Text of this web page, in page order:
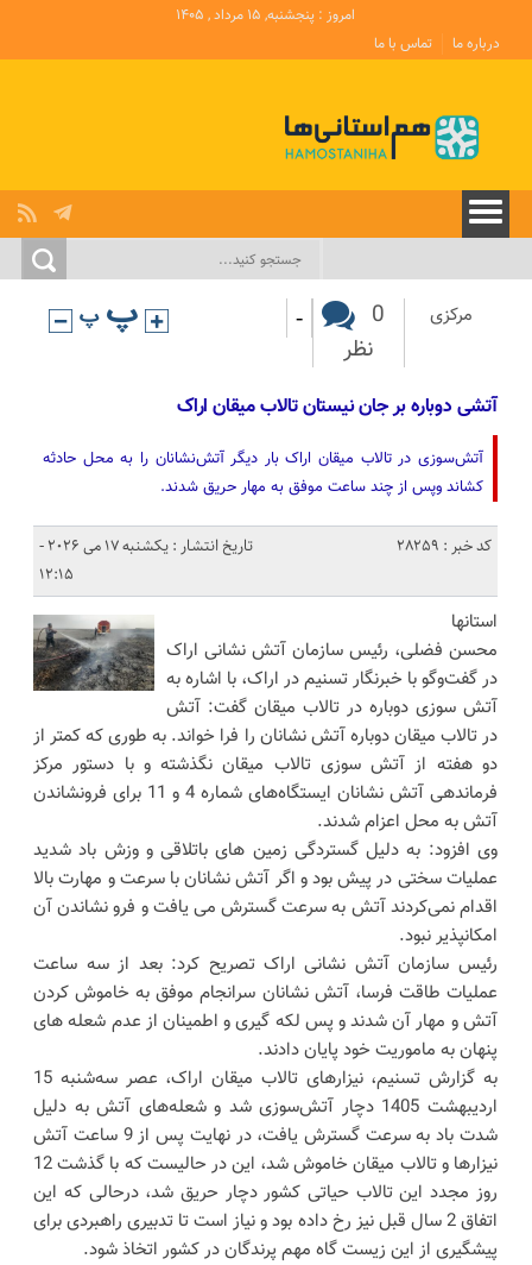
امروز : پنجشنبه, ۱۵ مرداد , ۱۴۰۵
درباره ما
تماس با ما
مرکزی
0
نظر
-
آتشی دوباره بر جان نیستان تالاب میقان اراک
آتش‌سوزی در تالاب میقان اراک بار دیگر آتش‌نشانان را به محل حادثه
کشاند وپس از چند ساعت موفق به مهار حریق شدند.
کد خبر : 28259
تاریخ انتشار : یکشنبه 17 می 2026 -
12:15
استانها
محسن فضلی، رئیس سازمان آتش نشانی اراک
در گفت‌وگو با خبرنگار تسنیم در اراک، با اشاره به
آتش سوزی دوباره در تالاب میقان گفت: آتش
در تالاب میقان دوباره آتش نشانان را فرا خواند. به طوری که کمتر از
دو هفته از آتش سوزی تالاب میقان نگذشته و با دستور مرکز
فرماندهی آتش نشانان ایستگاه‌های شماره 4 و 11 برای فرونشاندن
آتش به محل اعزام شدند.
وی افزود: به دلیل گستردگی زمین های باتلاقی و وزش باد شدید
عملیات سختی در پیش بود و اگر آتش نشانان با سرعت و مهارت بالا
اقدام نمی‌کردند آتش به سرعت گسترش می یافت و فرو نشاندن آن
امکانپذیر نبود.
رئیس سازمان آتش نشانی اراک تصریح کرد: بعد از سه ساعت
عملیات طاقت فرسا، آتش نشانان سرانجام موفق به خاموش کردن
آتش و مهار آن شدند و پس لکه گیری و اطمینان از عدم شعله های
پنهان به ماموریت خود پایان دادند.
به گزارش تسنیم، نیزارهای تالاب میقان اراک، عصر سه‌شنبه 15
اردیبهشت 1405 دچار آتش‌سوزی شد و شعله‌های آتش به دلیل
شدت باد به سرعت گسترش یافت، در نهایت پس از 9 ساعت آتش
نیزارها و تالاب میقان خاموش شد، این در حالیست که با گذشت 12
روز مجدد این تالاب حیاتی کشور دچار حریق شد، درحالی که این
اتفاق 2 سال قبل نیز رخ داده بود و نیاز است تا تدبیری راهبردی برای
پیشگیری از این زیست گاه مهم پرندگان در کشور اتخاذ شود.